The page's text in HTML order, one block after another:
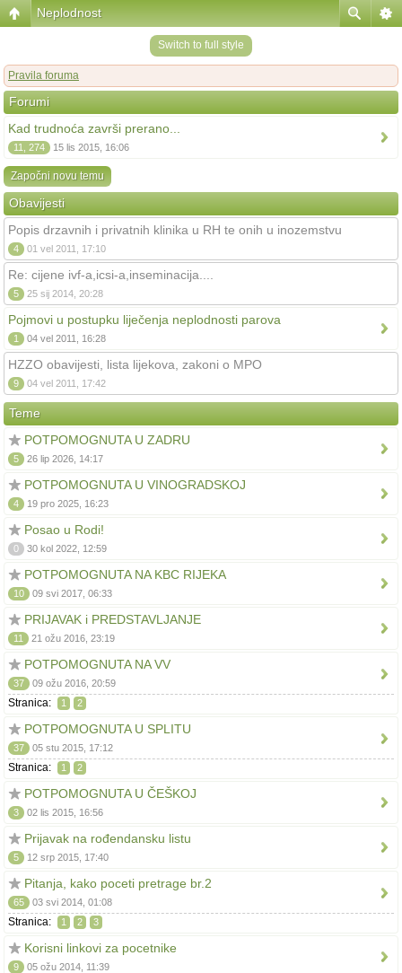
Neplodnost
Switch to full style
Pravila foruma
Forumi
Kad trudnoća završi prerano...
11, 274 15 lis 2015, 16:06
Započni novu temu
Obavijesti
Popis drzavnih i privatnih klinika u RH te onih u inozemstvu
4 01 vel 2011, 17:10
Re: cijene ivf-a,icsi-a,inseminacija....
5 25 sij 2014, 20:28
Pojmovi u postupku liječenja neplodnosti parova
1 04 vel 2011, 16:28
HZZO obavijesti, lista lijekova, zakoni o MPO
9 04 vel 2011, 17:42
Teme
POTPOMOGNUTA U ZADRU
5 26 lip 2026, 14:17
POTPOMOGNUTA U VINOGRADSKOJ
4 19 pro 2025, 16:23
Posao u Rodi!
0 30 kol 2022, 12:59
POTPOMOGNUTA NA KBC RIJEKA
10 09 svi 2017, 06:33
PRIJAVAK i PREDSTAVLJANJE
11 21 ožu 2016, 23:19
POTPOMOGNUTA NA VV
37 09 ožu 2016, 20:59
Stranica: 1 2
POTPOMOGNUTA U SPLITU
37 05 stu 2015, 17:12
Stranica: 1 2
POTPOMOGNUTA U ČEŠKOJ
3 02 lis 2015, 16:56
Prijavak na rođendansku listu
5 12 srp 2015, 17:40
Pitanja, kako poceti pretrage br.2
65 03 svi 2014, 01:08
Stranica: 1 2 3
Korisni linkovi za pocetnike
9 05 ožu 2014, 11:39